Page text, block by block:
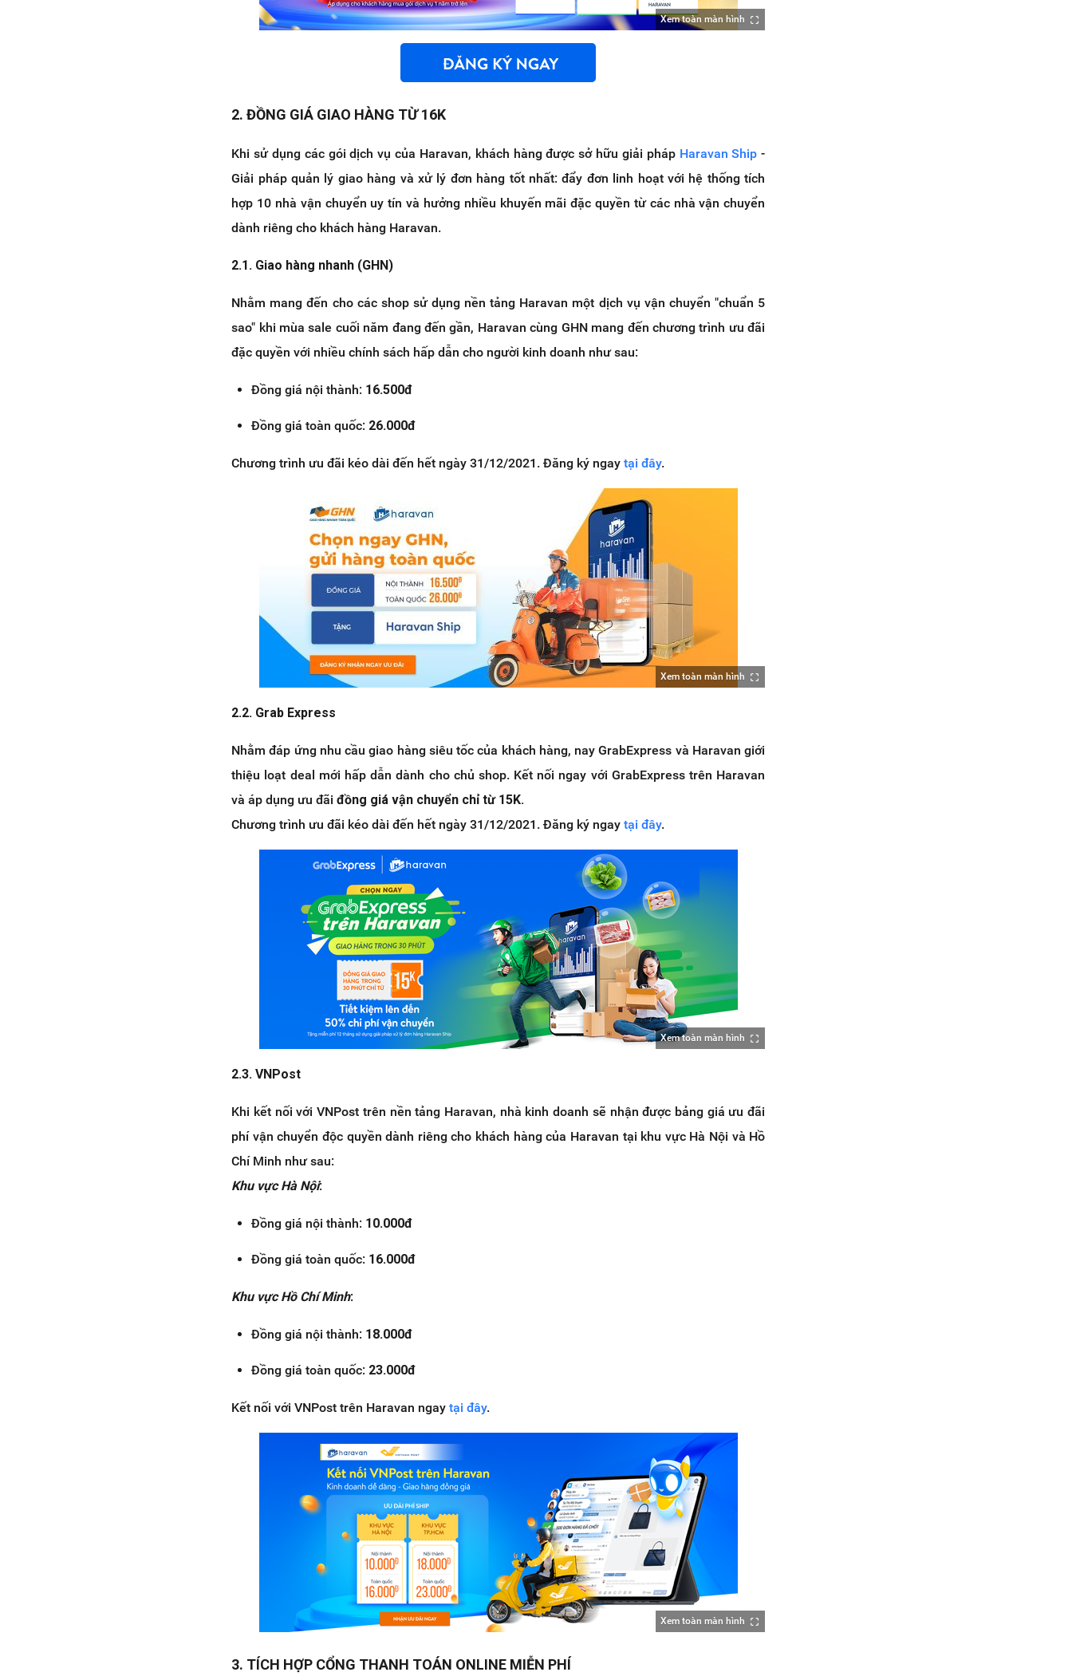
Xem toàn màn hình
2. ĐỒNG GIÁ GIAO HÀNG TỪ 16K
Khi sử dụng các gói dịch vụ của Haravan, khách hàng được sở hữu giải pháp Haravan Ship -
Giải pháp quản lý giao hàng và xử lý đơn hàng tốt nhất: đẩy đơn linh hoạt với hệ thống tích
hợp 10 nhà vận chuyển uy tín và hưởng nhiều khuyến mãi đặc quyền từ các nhà vận chuyển
dành riêng cho khách hàng Haravan.
2.1. Giao hàng nhanh (GHN)
Nhằm mang đến cho các shop sử dụng nền tảng Haravan một dịch vụ vận chuyển "chuẩn 5
sao" khi mùa sale cuối năm đang đến gần, Haravan cùng GHN mang đến chương trình ưu đãi
đặc quyền với nhiều chính sách hấp dẫn cho người kinh doanh như sau:
Đồng giá nội thành: 16.500đ
Đồng giá toàn quốc: 26.000đ
Chương trình ưu đãi kéo dài đến hết ngày 31/12/2021. Đăng ký ngaytại đây.
Xem toàn màn hình
2.2. Grab Express
Nhằm đáp ứng nhu cầu giao hàng siêu tốc của khách hàng, nay GrabExpress và Haravan giới
thiệu loạt deal mới hấp dẫn dành cho chủ shop. Kết nối ngay với GrabExpress trên Haravan
và áp dụng ưu đãiđồng giá vận chuyển chỉ từ 15K.
Chương trình ưu đãi kéo dài đến hết ngày 31/12/2021. Đăng ký ngaytại đây.
Xem toàn màn hình
2.3. VNPost
Khi kết nối với VNPost trên nền tảng Haravan, nhà kinh doanh sẽ nhận được bảng giá ưu đãi
phí vận chuyển độc quyền dành riêng cho khách hàng của Haravan tại khu vực Hà Nội và Hồ
Chí Minh như sau:
Khu vực Hà Nội:
Đồng giá nội thành: 10.000đ
Đồng giá toàn quốc: 16.000đ
Khu vực Hồ Chí Minh:
Đồng giá nội thành: 18.000đ
Đồng giá toàn quốc: 23.000đ
Kết nối với VNPost trên Haravan ngaytại đây.
Xem toàn màn hình
3. TÍCH HỢP CỔNG THANH TOÁN ONLINE MIỄN PHÍ